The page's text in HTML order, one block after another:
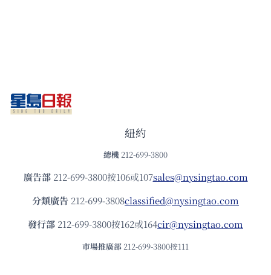
紐約
總機 212-699-3800
廣告部212-699-3800按106或107sales@nysingtao.com
分類廣告 212-699-3808classified@nysingtao.com
發⾏部 212-699-3800按162或164cir@nysingtao.com
市場推廣部 212-699-3800按111